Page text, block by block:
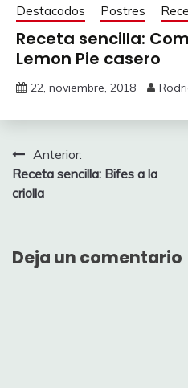
Destacados Postres
Receta sencilla:
Lemon Pie casero
22, noviembre, 2018
Navegación
de
Anterior:
Receta sencilla: Bifes a la
criolla
Deja un comentario